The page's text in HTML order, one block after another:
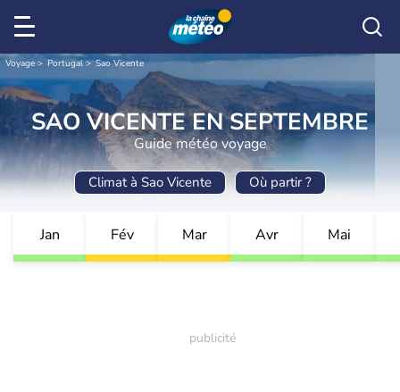
Voyage Portugal Sao Vicente
SAO VICENTE EN SEPTEMBRE
Guide météo voyage
Climat à Sao Vicente Où partir ?
Jan Fév Mar Avr Mai